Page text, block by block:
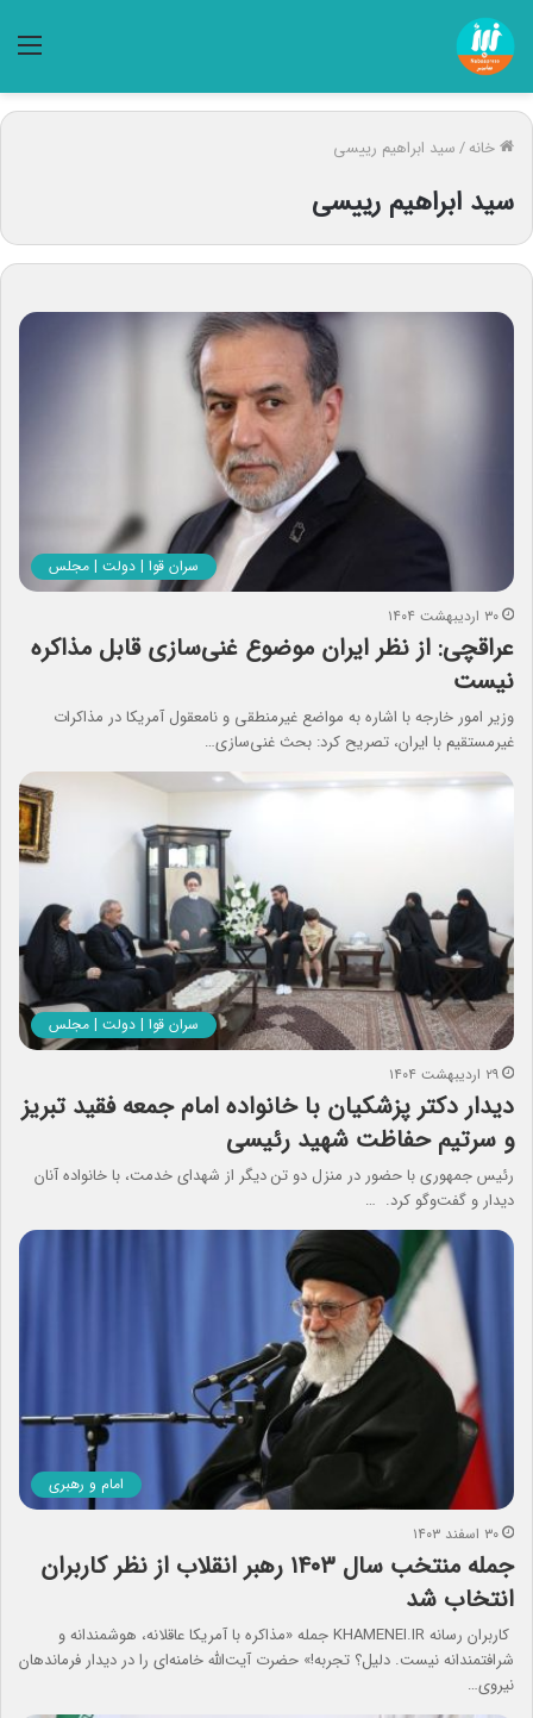
خانه/سید ابراهیم رییسی
سید ابراهیم رییسی
سران قوا | دولت | مجلس
۳۰ اردیبهشت ۱۴۰۴
عراقچی: از نظر ایران موضوع غنی‌سازی قابل مذاکره
نیست
وزیر امور خارجه با اشاره به مواضع غیرمنطقی و نامعقول آمریکا در مذاکرات
غیرمستقیم با ایران، تصریح کرد: بحث غنی‌سازی…
سران قوا | دولت | مجلس
۲۹ اردیبهشت ۱۴۰۴
دیدار دکتر پزشکیان با خانواده امام جمعه فقید تبریز
و سرتیم حفاظت شهید رئیسی
رئیس جمهوری با حضور در منزل دو تن دیگر از شهدای خدمت، با خانواده آنان
دیدار و گفت‌وگو کرد. …
امام و رهبری
۳۰ اسفند ۱۴۰۳
جمله منتخب سال ۱۴۰۳ رهبر انقلاب از نظر کاربران
انتخاب شد
کاربران رسانه KHAMENEI.IR جمله‌ «مذاکره با آمریکا عاقلانه، هوشمندانه و
شرافتمندانه نیست. دلیل؟ تجربه!» حضرت آیت‌الله خامنه‌ای را در دیدار فرماندهان
نیروی…